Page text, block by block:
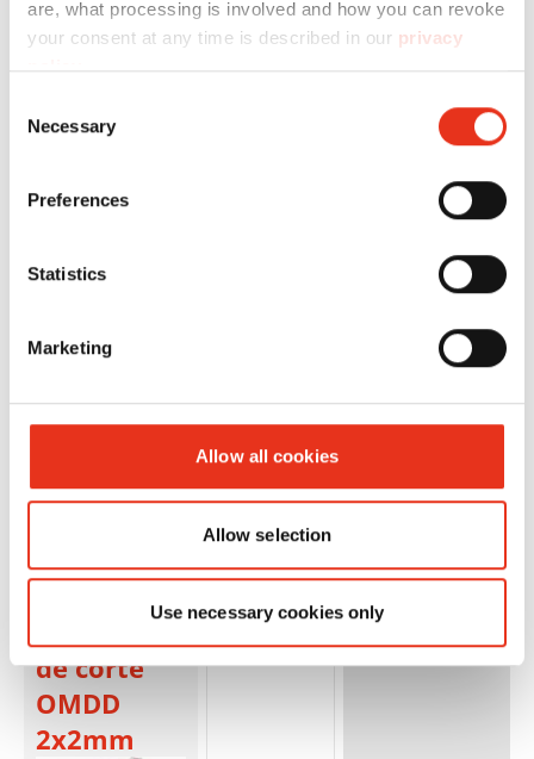
are, what processing is involved and how you can revoke
your consent at any time is described in our privacy
policy.
Selection
Necessary
Preferences
Statistics
Marketing
Allow all cookies
Allow selection
Use necessary cookies only
HSM
SECURIO
15 mm +
de corte
1872121C 4026631058988
HSM
P44i - 0,78
x 11 mm +
mecanismo
de corte
OMDD
2x2mm
1875121M 4026631059039